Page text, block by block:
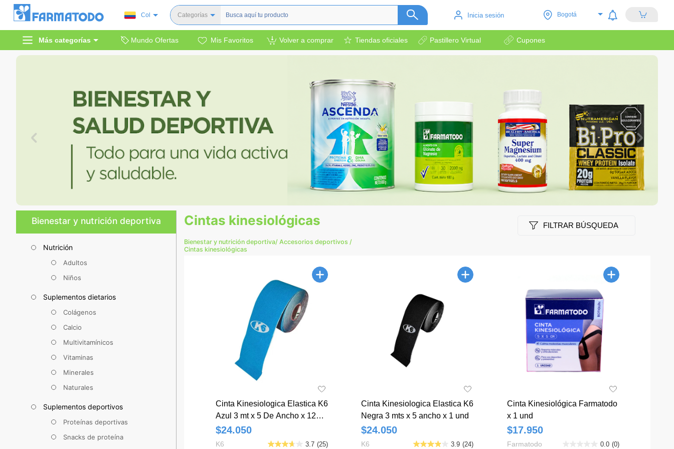
Col
Categorías
Dermocosmética
Alimentos y bebidas
Hogar, mascotas y otros.
Bienestar y nutrición deportiva
Inicia sesión Bogotá
Más categorías Mundo Ofertas Mis Favoritos Volver a comprar Tiendas oficiales Pastillero Virtual Cupones
Bienestar y nutrición deportiva
Nutrición
Adultos
Niños
Suplementos dietarios
Colágenos
Calcio
Multivitamínicos
Vitaminas
Minerales
Naturales
Suplementos deportivos
Proteínas deportivas
Snacks de proteína
Cintas kinesiológicas
Bienestar y nutrición deportiva/ Accesorios deportivos /
Cintas kinesiológicas
FILTRAR BÚSQUEDA
Cinta Kinesiologica Elastica K6
Azul 3 mt x 5 De Ancho x 12
und
$24.050
K6 3.7 (25)3.7
Cinta Kinesiologica Elastica K6
Negra 3 mts x 5 ancho x 1 und
$24.050
K6 3.9 (24)3.9
Cinta Kinesiológica Farmatodo
x 1 und
$17.950
Farmatodo 0.0 (0)0.0